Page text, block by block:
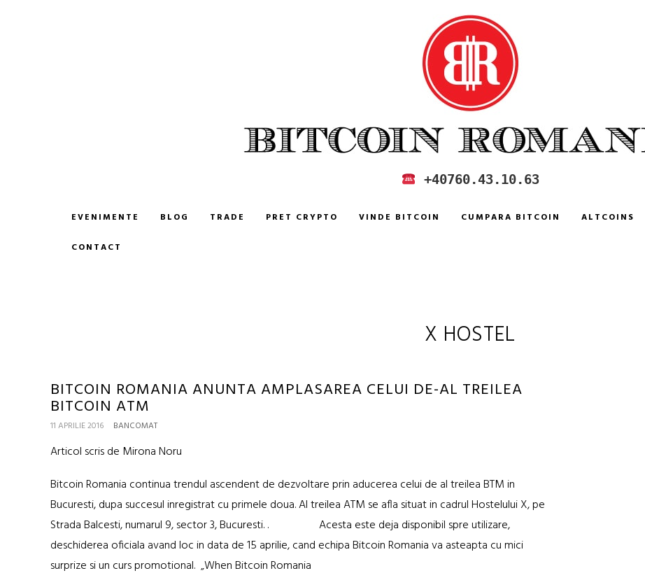
CUMPARA SI VINDE BITCOIN IN ROMANIA +40760.43.10.63
EVENIMENTE BLOG TRADE PRET CRYPTO VINDE BITCOIN CUMPARA BITCOIN ALTCOINS
CONTACT
X HOSTEL
BITCOIN ROMANIA ANUNTA AMPLASAREA CELUI DE-AL TREILEA
BITCOIN ATM
11 APRILIE 2016 BANCOMAT
Articol scris de Mirona Noru
Bitcoin Romania continua trendul ascendent de dezvoltare prin aducerea celui de al treilea BTM in
Bucuresti, dupa succesul inregistrat cu primele doua. Al treilea ATM se afla situat in cadrul Hostelului X, pe
Strada Balcesti, numarul 9, sector 3, Bucuresti. . Acesta este deja disponibil spre utilizare,
deschiderea oficiala avand loc in data de 15 aprilie, cand echipa Bitcoin Romania va asteapta cu mici
surprize si un curs promotional. „When Bitcoin Romania